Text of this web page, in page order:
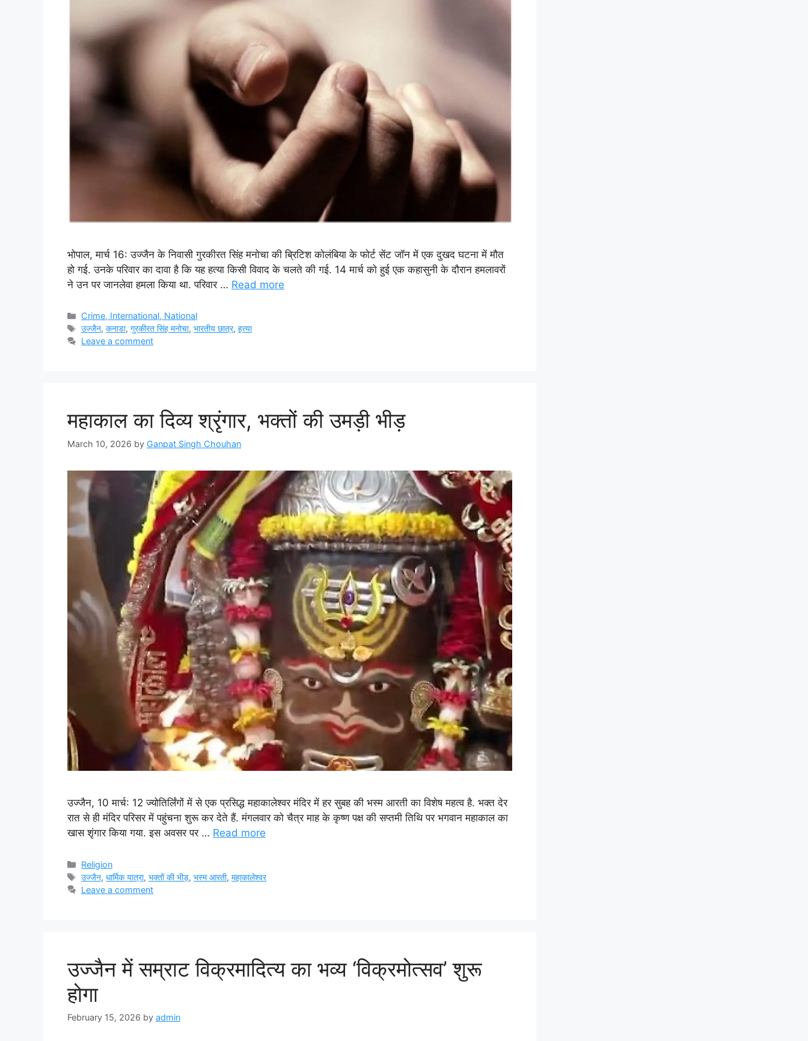
भोपाल, मार्च 16: उज्जैन के निवासी गुरकीरत सिंह मनोचा की ब्रिटिश कोलंबिया के फोर्ट सेंट जॉन में एक दुखद घटना में मौत
हो गई. उनके परिवार का दावा है कि यह हत्या किसी विवाद के चलते की गई. 14 मार्च को हुई एक कहासुनी के दौरान हमलावरों
ने उन पर जानलेवा हमला किया था. परिवार … Read more
Categories
Crime, International, National
Tags
उज्जैन,कनाडा,गुरकीरत सिंह मनोचा,भारतीय छात्र,हत्या
Leave a comment
महाकाल का दिव्य श्रृंगार, भक्तों की उमड़ी भीड़
March 10, 2026 by Ganpat Singh Chouhan
उज्जैन, 10 मार्च: 12 ज्योतिर्लिंगों में से एक प्रसिद्ध महाकालेश्वर मंदिर में हर सुबह की भस्म आरती का विशेष महत्व है. भक्त देर
रात से ही मंदिर परिसर में पहुंचना शुरू कर देते हैं. मंगलवार को चैत्र माह के कृष्ण पक्ष की सप्तमी तिथि पर भगवान महाकाल का
खास शृंगार किया गया. इस अवसर पर … Read more
Categories
Religion
Tags
उज्जैन,धार्मिक यात्रा,भक्तों की भीड़,भस्म आरती,महाकालेश्वर
Leave a comment
उज्जैन में सम्राट विक्रमादित्य का भव्य ‘विक्रमोत्सव’ शुरू
होगा
February 15, 2026 by admin